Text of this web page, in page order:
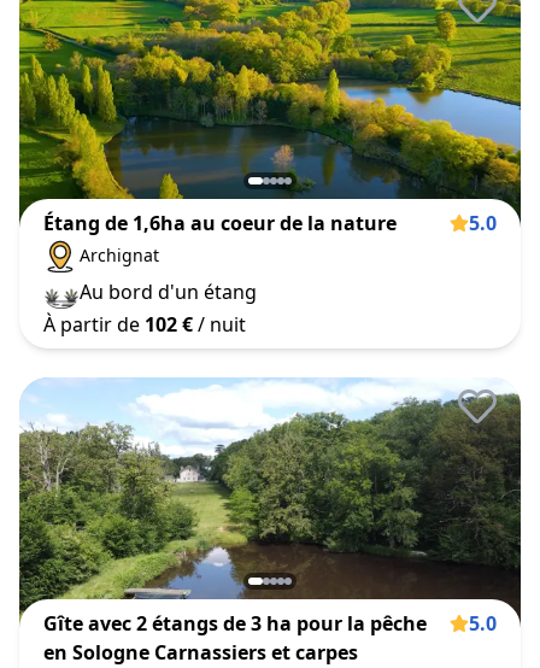
Étang de 1,6ha au coeur de la nature 5.0
Archignat
Au bord d'un étang
À partir de 102 €/ nuit
Gîte avec 2 étangs de 3 ha pour la pêche
en Sologne Carnassiers et carpes
5.0